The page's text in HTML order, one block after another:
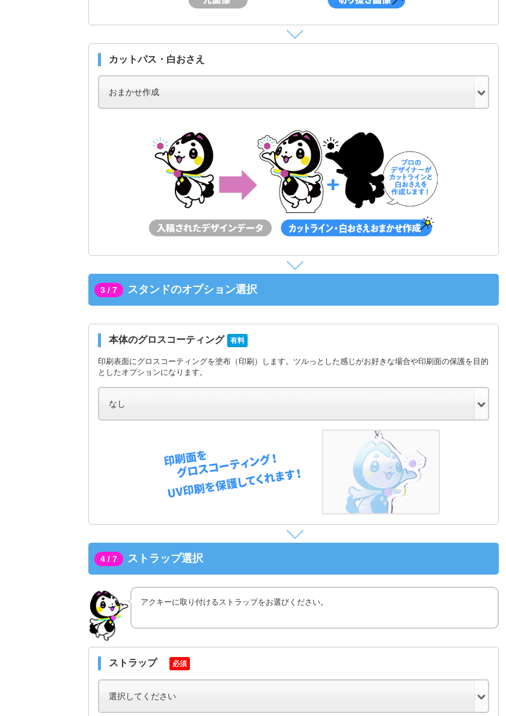
カットパス・白おさえ
3 / 7 スタンドのオプション選択
本体のグロスコーティング 有料
印刷表面にグロスコーティングを塗布（印刷）します。ツルっとした感じがお好きな場合や印刷面の保護を目的
としたオプションになります。
4 / 7 ストラップ選択
アクキーに取り付けるストラップをお選びください。
ストラップ 必須